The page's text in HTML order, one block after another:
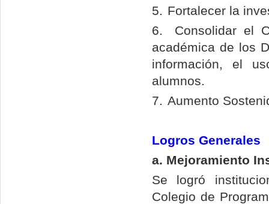
5. Fortalecer la
6.
Consolidar el
académica de los
información, el
alumnos.
7. Aumento
Logros Generales
a. Mejoramiento
Se logró
Colegio de